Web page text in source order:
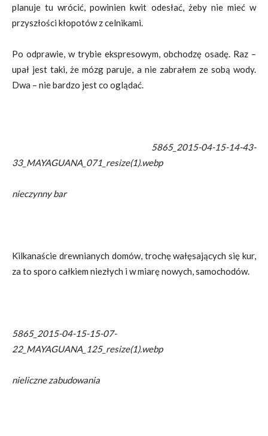
planuje tu wrócić, powinien kwit odesłać, żeby nie mieć w
przyszłości kłopotów z celnikami.
Po odprawie, w trybie ekspresowym, obchodzę osadę. Raz –
upał jest taki, że mózg paruje, a nie zabrałem ze sobą wody.
Dwa – nie bardzo jest co oglądać.
5865_2015-04-15-14-43-
33_MAYAGUANA_071_resize(1).webp
nieczynny bar
Kilkanaście drewnianych domów, trochę wałęsających się kur,
za to sporo całkiem niezłych i w miarę nowych, samochodów.
5865_2015-04-15-15-07-
22_MAYAGUANA_125_resize(1).webp
nieliczne zabudowania